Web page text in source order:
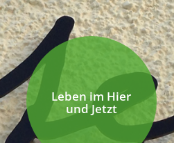
Leben im Hier
und Jetzt